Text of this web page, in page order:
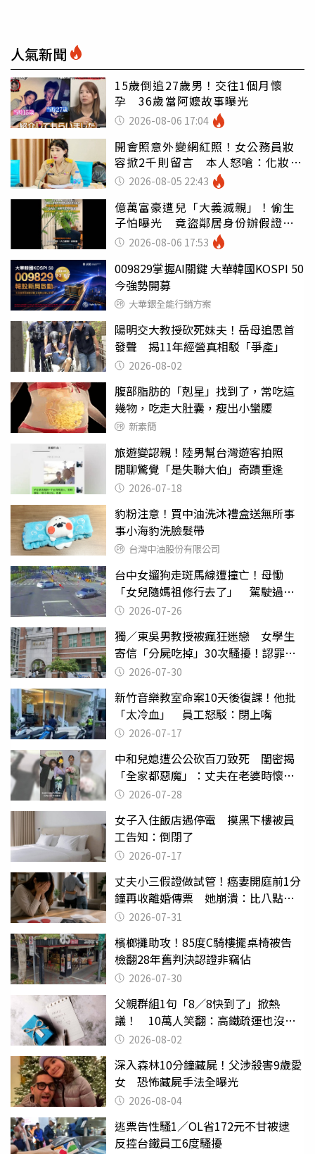
人氣新聞
15歲倒追27歲男！交往1個月懷
孕 36歲當阿嬤故事曝光
2026-08-06 17:04
開會照意外變網紅照！女公務員妝
容掀2千則留言 本人怒嗆：化妝有
錯嗎2026-08-05 22:43
億萬富豪遭兒「大義滅親」！偷生
子怕曝光 竟盜鄰居身份辦假證落
戶 2026-08-06 17:53
009829掌握AI關鍵 大華韓國KOSPI 50
今強勢開募
大華銀全能行銷方案
陽明交大教授砍死妹夫！岳母追思首
發聲 揭11年經營真相駁「爭產」
2026-08-02
腹部脂肪的「剋星」找到了，常吃這
幾物，吃走大肚囊，瘦出小蠻腰
新素簡
旅遊變認親！陸男幫台灣遊客拍照
閒聊驚覺「是失聯大伯」奇蹟重逢
2026-07-18
豹粉注意！買中油洗沐禮盒送無所事
事小海豹洗臉髮帶
台灣中油股份有限公司
台中女遛狗走斑馬線遭撞亡！母慟
「女兒隨媽祖修行去了」 駕駛過失
致死判9月
2026-07-26
獨／東吳男教授被瘋狂迷戀 女學生
寄信「分屍吃掉」30次騷擾！認罪免
關 2026-07-30
新竹音樂教室命案10天後復課！他批
「太冷血」 員工怒駁：閉上嘴
2026-07-17
中和兒媳遭公公砍百刀致死 閨密揭
「全家都惡魔」：丈夫在老婆時懷孕
摔東西
2026-07-28
女子入住飯店遇停電 摸黑下樓被員
工告知：倒閉了
2026-07-17
丈夫小三假證做試管！癌妻開庭前1分
鐘再收離婚傳票 她崩潰：比八點檔
還扯2026-07-31
檳榔攤助攻！85度C騎樓擺桌椅被告
檢翻28年舊判決認證非竊佔
2026-07-30
父親群組1句「8／8快到了」掀熱
議！ 10萬人笑翻：高鐵疏運也沒列
父親節
2026-08-02
深入森林10分鐘藏屍！父涉殺害9歲愛
女 恐怖藏屍手法全曝光
2026-08-04
逃票告性騷1／OL省172元不甘被逮
反控台鐵員工6度騷擾